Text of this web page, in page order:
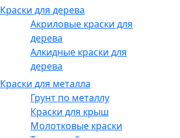
Краски для дерева
Акриловые краски для
дерева
Алкидные краски для
дерева
Краски для металла
Грунт по металлу
Краски для крыш
Молотковые краски